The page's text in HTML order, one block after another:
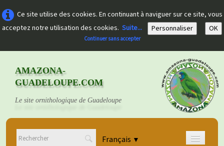
Ce site utilise des cookies. En continuant à naviguer sur ce site, vous
acceptez notre utilisation des cookies. Suite... Personnaliser OK
Continuer sans accepter
AMAZONA-
GUADELOUPE.COM
Le site ornithologique de Guadeloupe
Français ▼